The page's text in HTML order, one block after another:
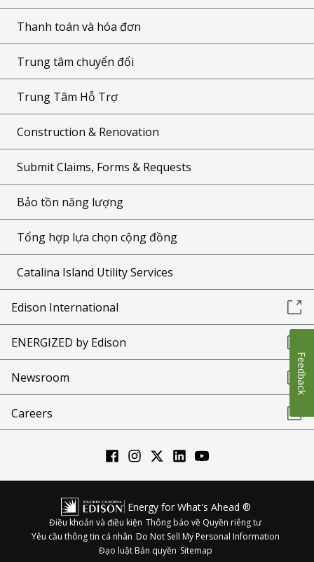
Thanh toán và hóa đơn
Trung tâm chuyển đổi
Trung Tâm Hỗ Trợ
Construction & Renovation
Submit Claims, Forms & Requests
Bảo tồn năng lượng
Tổng hợp lựa chọn cộng đồng
Catalina Island Utility Services
Edison International
ENERGIZED by Edison
Newsroom
Careers
Energy for What's Ahead ®
Điều khoản và điều kiện Thông báo về Quyền riêng tư
Yêu cầu thông tin cá nhân Do Not Sell My Personal Information
Đạo luật Bản quyền Sitemap
Feedback